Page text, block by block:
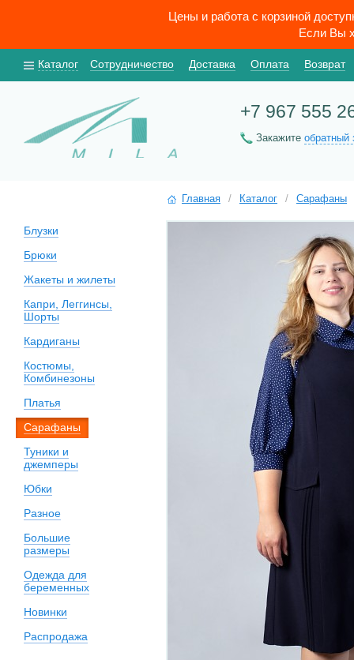
Цены и работа с корзиной
Если Вы
Каталог Сотрудничество Доставка Оплата Возврат
+7 967 555
Закажите обратный
Блузки
Брюки
Жакеты и жилеты
Капри, Леггинсы,
Шорты
Кардиганы
Костюмы,
Комбинезоны
Платья
Сарафаны
Туники и
джемперы
Юбки
Разное
Большие
размеры
Одежда для
беременных
Новинки
Распродажа
Главная / Каталог / Сарафаны